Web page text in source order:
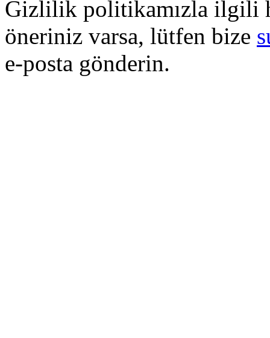
Gizlilik politikamızla ilgili
öneriniz varsa, lütfen bize
e-posta gönderin.